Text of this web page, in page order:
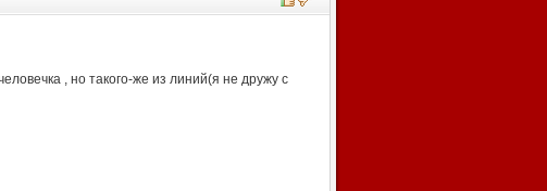
, но такого-же из линий(я не дружу с